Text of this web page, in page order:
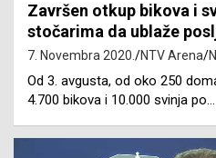
Završen otkup bikova i
stočarima da ublaže
7. Novembra 2020. NTV Arena
Od 3. avgusta, od oko 250
4.700 bikova i 10.000 svinja po…